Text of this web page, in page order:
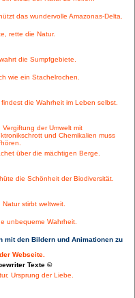
das wundervolle Amazonas-Delta.
rette die Natur.
die Sumpfgebiete.
wie ein Stachelrochen.
findest die Wahrheit im Leben selbst.
Vergiftung der Umwelt mit
und Chemikalien muss
über die mächtigen Berge.
die Schönheit der Biodiversität.
Natur stirbt weltweit.
unbequeme Wahrheit.
mit den Bildern und Animationen zu
Webseite.
Texte ©
Ursprung der Liebe.